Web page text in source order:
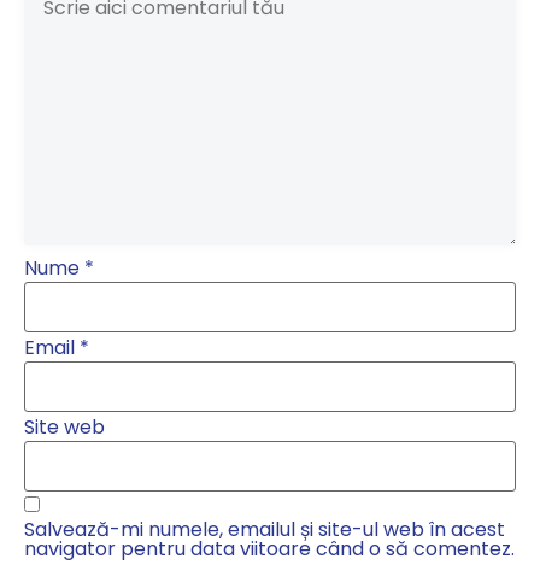
Nume *
Email *
Site web
Salvează-mi numele, emailul și site-ul web în acest
navigator pentru data viitoare când o să comentez.